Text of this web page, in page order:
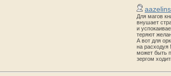
Для магов
внушает
и
теряют
А вот для
на расходуя
может быть
зергом